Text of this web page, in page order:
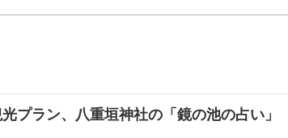
プラン、八重垣神社の「鏡の池の占い」